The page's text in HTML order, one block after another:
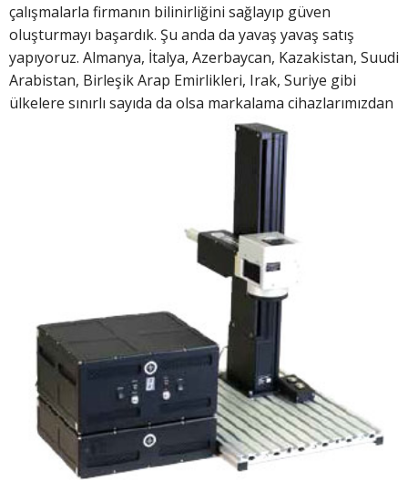
çalışmalarla firmanın bilinirliğini sağlayıp güven
oluşturmayı başardık. Şu anda da yavaş yavaş satış
yapıyoruz. Almanya, İtalya, Azerbaycan, Kazakistan, Suudi
Arabistan, Birleşik Arap Emirlikleri, Irak, Suriye gibi
ülkelere sınırlı sayıda da olsa markalama cihazlarımızdan